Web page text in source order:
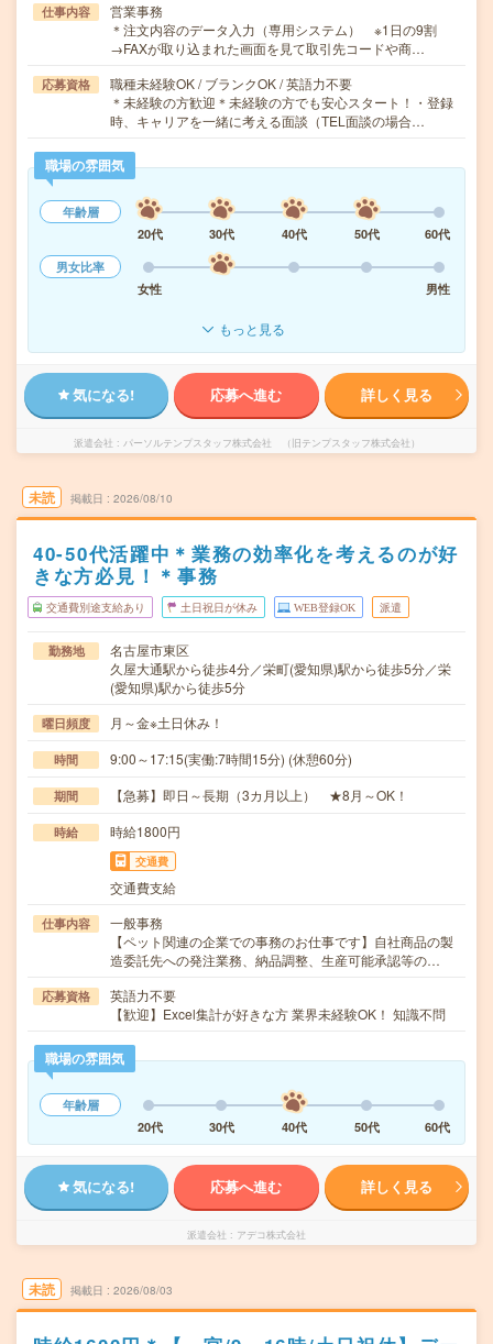
仕事内容
営業事務
＊注文内容のデータ入力（専用システム） ※1日の9割
→FAXが取り込まれた画面を見て取引先コードや商…
応募資格
職種未経験OK / ブランクOK / 英語力不要
＊未経験の方歓迎＊未経験の方でも安心スタート！・登録
時、キャリアを一緒に考える面談（TEL面談の場合…
職場の雰囲気
年齢層
20代
30代 40代 50代
60代
男女比率
女性
男性
もっと見る
気になる! 応募へ進む 詳しく見る
派遣会社 パーソルテンプスタッフ株式会社 （旧テンプスタッフ株式会社）
未読 掲載日 2026/08/10
40-50代活躍中＊業務の効率化を考えるのが好
きな方必見！＊事務
交通費別途支給あり 土日祝日が休み WEB登録OK 派遣
勤務地
名古屋市東区
久屋大通駅から徒歩4分／栄町(愛知県)駅から徒歩5分／栄
(愛知県)駅から徒歩5分
曜日頻度 月～金※土日休み！
時間 9:00～17:15(実働:7時間15分) (休憩60分)
期間 【急募】即日～長期（3カ月以上） ★8月～OK！
時給 時給1800円
交通費
交通費支給
仕事内容
一般事務
【ペット関連の企業での事務のお仕事です】自社商品の製
造委託先への発注業務、納品調整、生産可能承認等の…
応募資格
英語力不要
【歓迎】Excel集計が好きな方 業界未経験OK！ 知識不問
職場の雰囲気
年齢層
20代
30代 40代 50代 60代
気になる! 応募へ進む 詳しく見る
派遣会社 アデコ株式会社
未読 掲載日 2026/08/03